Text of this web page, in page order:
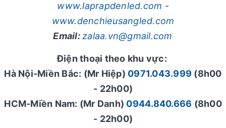
www.laprapdenled.com -
www.denchieusangled.com
Email:zalaa.vn@gmail.com
Điện thoại theo khu vực:
Hà Nội-Miền Bắc: (Mr Hiệp) 0971.043.999 (8h00
- 22h00)
HCM-Miền Nam: (Mr Danh) 0944.840.666 (8h00
- 22h00)